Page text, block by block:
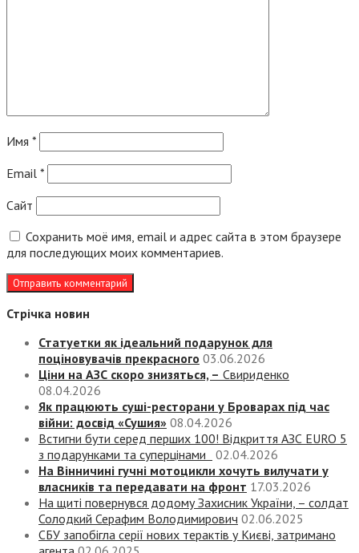
Имя *
Email *
Сайт
Сохранить моё имя, email и адрес сайта в этом браузере
для последующих моих комментариев.
Стрічка новин
Статуетки як ідеальний подарунок для
поціновувачів прекрасного 03.06.2026
Ціни на АЗС скоро знизяться, – Свириденко
08.04.2026
Як працюють суші-ресторани у Броварах під час
війни: досвід «Сушия» 08.04.2026
Встигни бути серед перших 100! Відкриття АЗС EURO 5
з подарунками та суперцінами
02.04.2026
На Вінничині гучні мотоцикли хочуть вилучати у
власників та передавати на фронт 17.03.2026
На щиті повернувся додому Захисник України, – солдат
Солодкий Серафим Володимирович 02.06.2025
СБУ запобігла серії нових терактів у Києві, затримано